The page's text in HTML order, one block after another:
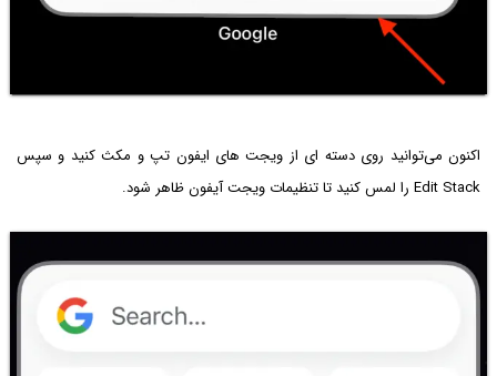
اکنون می‌توانید روی دسته ای از ویجت های ایفون تپ و مکث کنید و سپس
Edit Stack را لمس کنید تا تنظیمات ویجت آیفون ظاهر شود.